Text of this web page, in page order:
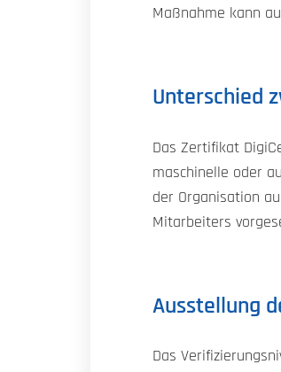
Maßnahme kann
Unterschied
Das Zertifikat
maschinelle oder
der Organisation
Mitarbeiters
Ausstellung
Das